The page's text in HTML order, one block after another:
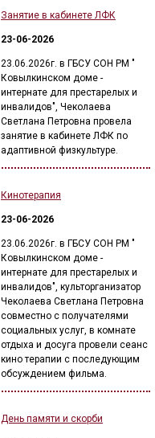
Занятие в кабинете ЛФК
23-06-2026
23.06.2026г. в ГБСУ СОН РМ "
Ковылкинском доме -
интернате для престарелых и
инвалидов", Чеколаева
Светлана Петровна провела
занятие в кабинете ЛФК по
адаптивной физкультуре.
Кинотерапия
23-06-2026
23.06.2026г. в ГБСУ СОН РМ "
Ковылкинском доме -
интернате для престарелых и
инвалидов", культорганизатор
Чеколаева Светлана Петровна
совместно с получателями
социальных услуг, в комнате
отдыха и досуга провели сеанс
кино терапии с последующим
обсуждением фильма.
День памяти и скорби